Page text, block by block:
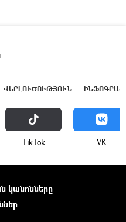
ՎԵՐԼՈՒԾՈՒԹՅՈՒՆ
ТikТоk VK
կանոնները